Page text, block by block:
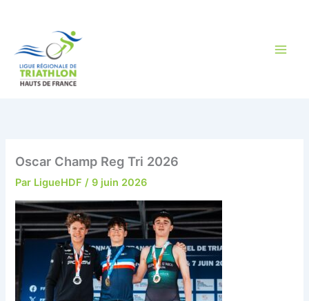
Oscar Champ Reg Tri 2026
Par LigueHDF/9 juin 2026